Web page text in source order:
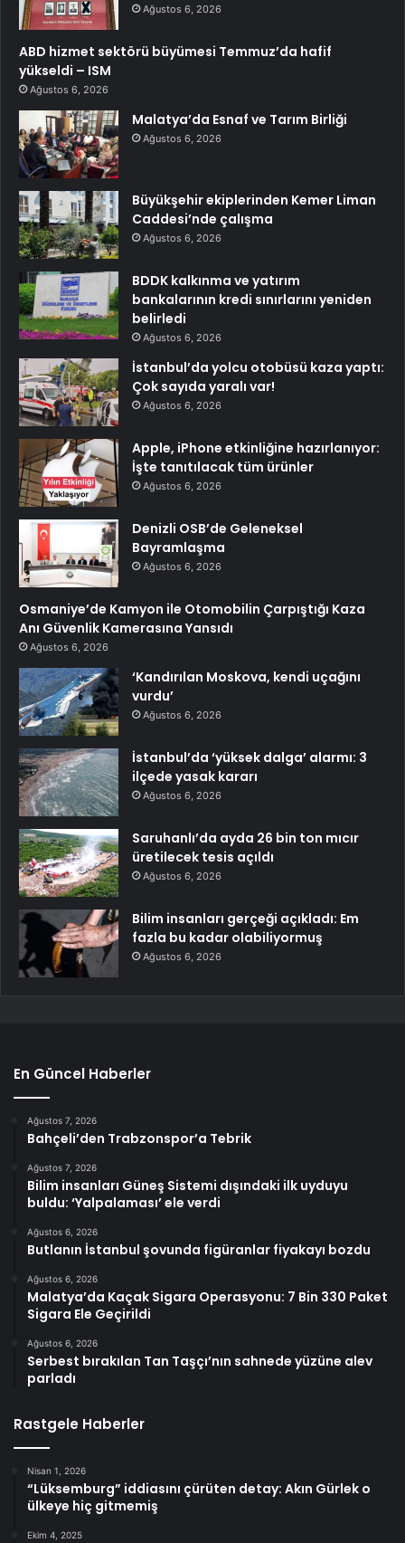
Ağustos 6, 2026
ABD hizmet sektörü büyümesi Temmuz’da hafif
yükseldi – ISM
Ağustos 6, 2026
Malatya’da Esnaf ve Tarım Birliği
Ağustos 6, 2026
Büyükşehir ekiplerinden Kemer Liman
Caddesi’nde çalışma
Ağustos 6, 2026
BDDK kalkınma ve yatırım
bankalarının kredi sınırlarını yeniden
belirledi
Ağustos 6, 2026
İstanbul’da yolcu otobüsü kaza yaptı:
Çok sayıda yaralı var!
Ağustos 6, 2026
Apple, iPhone etkinliğine hazırlanıyor:
İşte tanıtılacak tüm ürünler
Ağustos 6, 2026
Denizli OSB’de Geleneksel
Bayramlaşma
Ağustos 6, 2026
Osmaniye’de Kamyon ile Otomobilin Çarpıştığı Kaza
Anı Güvenlik Kamerasına Yansıdı
Ağustos 6, 2026
‘Kandırılan Moskova, kendi uçağını
vurdu’
Ağustos 6, 2026
İstanbul’da ‘yüksek dalga’ alarmı: 3
ilçede yasak kararı
Ağustos 6, 2026
Saruhanlı’da ayda 26 bin ton mıcır
üretilecek tesis açıldı
Ağustos 6, 2026
Bilim insanları gerçeği açıkladı: Em
fazla bu kadar olabiliyormuş
Ağustos 6, 2026
En Güncel Haberler
Ağustos 7, 2026
Bahçeli’den Trabzonspor’a Tebrik
Ağustos 7, 2026
Bilim insanları Güneş Sistemi dışındaki ilk uyduyu
buldu: ‘Yalpalaması’ ele verdi
Ağustos 6, 2026
Butlanın İstanbul şovunda figüranlar fiyakayı bozdu
Ağustos 6, 2026
Malatya’da Kaçak Sigara Operasyonu: 7 Bin 330 Paket
Sigara Ele Geçirildi
Ağustos 6, 2026
Serbest bırakılan Tan Taşçı’nın sahnede yüzüne alev
parladı
Rastgele Haberler
Nisan 1, 2026
“Lüksemburg” iddiasını çürüten detay: Akın Gürlek o
ülkeye hiç gitmemiş
Ekim 4, 2025